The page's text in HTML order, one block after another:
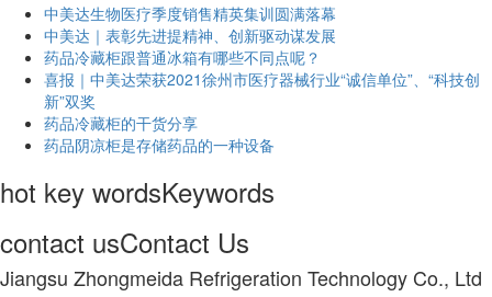
中美达生物医疗季度销售精英集训圆满落幕
中美达｜表彰先进提精神、创新驱动谋发展
药品冷藏柜跟普通冰箱有哪些不同点呢？
喜报｜中美达荣获2021徐州市医疗器械行业“诚信单位”、“科技创
新”双奖
药品冷藏柜的干货分享
药品阴凉柜是存储药品的一种设备
hot key wordsKeywords
contact usContact Us
Jiangsu Zhongmeida Refrigeration Technology Co., Ltd